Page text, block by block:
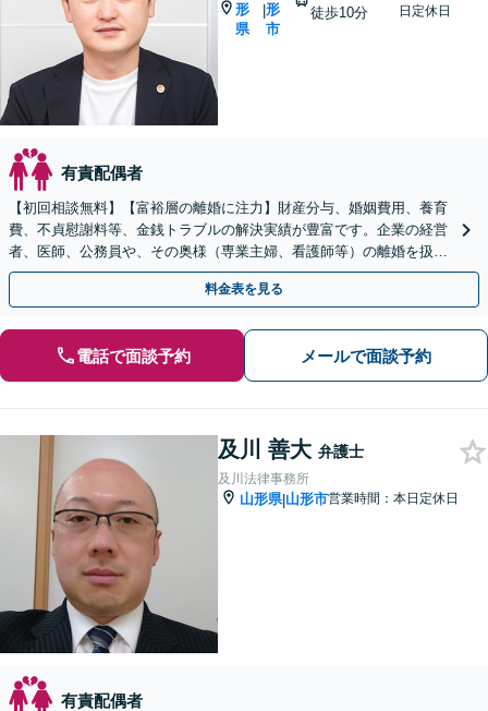
形
県
|形
市
徒歩10分
日定休日
有責配偶者
【初回相談無料】【富裕層の離婚に注力】財産分与、婚姻費用、養育
費、不貞慰謝料等、金銭トラブルの解決実績が豊富です。企業の経営
者、医師、公務員や、その奥様（専業主婦、看護師等）の離婚を扱い
ます。【オンライン面談可】【無料駐車場あり】
料金表を見る
電話で面談予約 メールで面談予約
及川 善大 弁護士
及川法律事務所
山形県|山形市営業時間：本日定休日
有責配偶者